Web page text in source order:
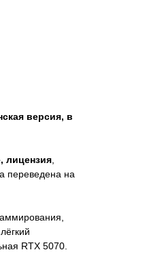
версия, в
лицензия,
переведена на
RTX 5070.